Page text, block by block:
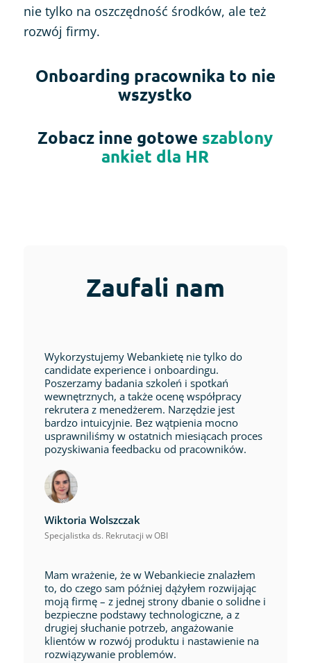
nie tylko na oszczędność środków, ale też
rozwój firmy.
Onboarding pracownika to nie
wszystko
Zobacz inne gotowe szablony
ankiet dla HR
Zaufali nam
Wykorzystujemy Webankietę nie tylko do
candidate experience i onboardingu.
Poszerzamy badania szkoleń i spotkań
wewnętrznych, a także ocenę współpracy
rekrutera z menedżerem. Narzędzie jest
bardzo intuicyjnie. Bez wątpienia mocno
usprawniliśmy w ostatnich miesiącach proces
pozyskiwania feedbacku od pracowników.
Wiktoria Wolszczak
Specjalistka ds. Rekrutacji w OBI
Mam wrażenie, że w Webankiecie znalazłem
to, do czego sam później dążyłem rozwijając
moją firmę – z jednej strony dbanie o solidne i
bezpieczne podstawy technologiczne, a z
drugiej słuchanie potrzeb, angażowanie
klientów w rozwój produktu i nastawienie na
rozwiązywanie problemów.